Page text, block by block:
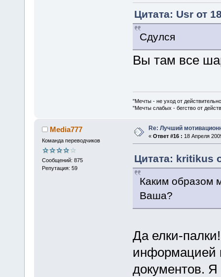
Цитата: Usr от
Сдулся
Вы там все
"Мечты - не уход от
"Мечты слабых - бегство от
Media777
Команда переводчиков
Сообщений: 875
Репутация: 59
Re: Лучший
« Ответ #16 : 18 Апреля
Цитата: kritikus
Каким образом
Ваша?
Да елки-
документов.